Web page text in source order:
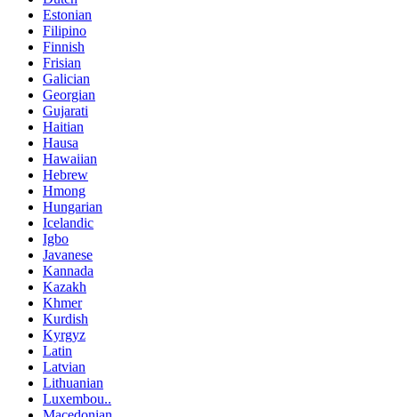
Estonian
Filipino
Finnish
Frisian
Galician
Georgian
Gujarati
Haitian
Hausa
Hawaiian
Hebrew
Hmong
Hungarian
Icelandic
Igbo
Javanese
Kannada
Kazakh
Khmer
Kurdish
Kyrgyz
Latin
Latvian
Lithuanian
Luxembou..